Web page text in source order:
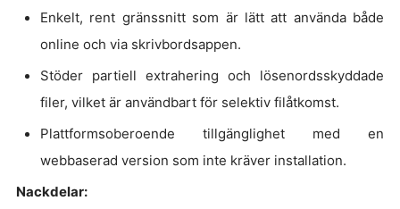
Enkelt, rent gränssnitt som är lätt att använda både
online och via skrivbordsappen.
Stöder partiell extrahering och lösenordsskyddade
filer, vilket är användbart för selektiv filåtkomst.
Plattformsoberoende tillgänglighet med en
webbaserad version som inte kräver installation.
Nackdelar: